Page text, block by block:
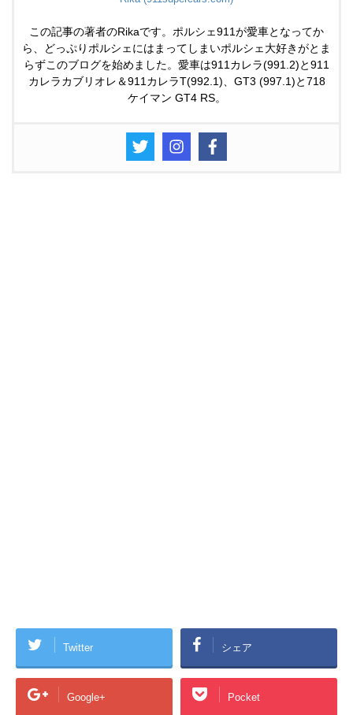
この記事の著者のRikaです。ポルシェ911が愛車となってか
ら、どっぷりポルシェにはまってしまいポルシェ大好きがとま
らずこのブログを始めました。愛車は911カレラ(991.2)と911
カレラカブリオレ＆911カレラT(992.1)、GT3 (997.1)と718
ケイマン GT4 RS。
Twitter シェア
Google+ Pocket